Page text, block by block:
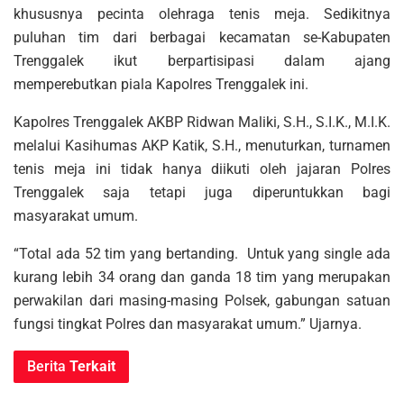
khususnya pecinta olehraga tenis meja. Sedikitnya
puluhan tim dari berbagai kecamatan se-Kabupaten
Trenggalek ikut berpartisipasi dalam ajang
memperebutkan piala Kapolres Trenggalek ini.
Kapolres Trenggalek AKBP Ridwan Maliki, S.H., S.I.K., M.I.K.
melalui Kasihumas AKP Katik, S.H., menuturkan, turnamen
tenis meja ini tidak hanya diikuti oleh jajaran Polres
Trenggalek saja tetapi juga diperuntukkan bagi
masyarakat umum.
“Total ada 52 tim yang bertanding. Untuk yang single ada
kurang lebih 34 orang dan ganda 18 tim yang merupakan
perwakilan dari masing-masing Polsek, gabungan satuan
fungsi tingkat Polres dan masyarakat umum.” Ujarnya.
Berita Terkait